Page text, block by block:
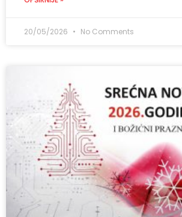
20/05/2026 No Comments